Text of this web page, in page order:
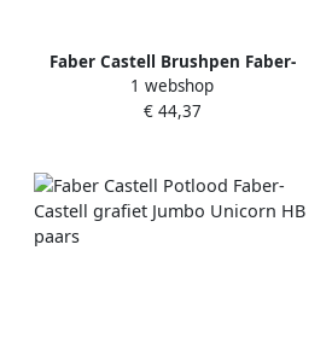
Faber Castell Brushpen Faber-
Castell Black Edition 50 stuks in
karton etui
1 webshop
€ 44,37